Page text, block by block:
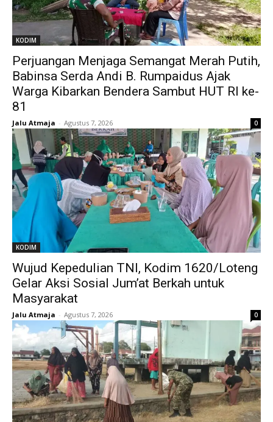
KODIM
Perjuangan Menjaga Semangat Merah Putih,
Babinsa Serda Andi B. Rumpaidus Ajak
Warga Kibarkan Bendera Sambut HUT RI ke-
81
Jalu Atmaja - Agustus 7, 2026 0
KODIM
Wujud Kepedulian TNI, Kodim 1620/Loteng
Gelar Aksi Sosial Jum’at Berkah untuk
Masyarakat
Jalu Atmaja - Agustus 7, 2026 0